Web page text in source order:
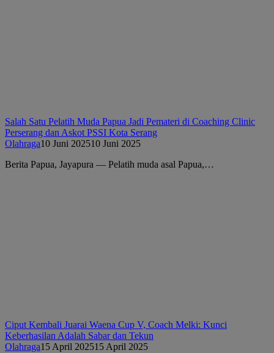
Salah Satu Pelatih Muda Papua Jadi Pemateri di Coaching Clinic
Perserang dan Askot PSSI Kota Serang
Olahraga10 Juni 202510 Juni 2025
Berita Papua, Jayapura — Pelatih muda asal Papua,…
Ciput Kembali Juarai Waena Cup V, Coach Melki: Kunci
Keberhasilan Adalah Sabar dan Tekun
Olahraga15 April 202515 April 2025